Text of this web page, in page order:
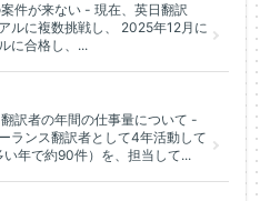
件が来ない - 現在、英日翻訳
ルに複数挑戦し、 2025年12月に
に合格し、...
訳者の年間の仕事量について -
ランス翻訳者として4年活動して
年で約90件）を、担当して...